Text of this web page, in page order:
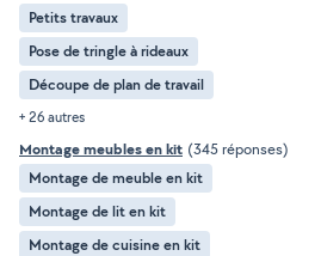
Petits travaux
Pose de tringle à rideaux
Découpe de plan de travail
+ 26 autres
Montage meubles en kit (345 réponses)
Montage de meuble en kit
Montage de lit en kit
Montage de cuisine en kit